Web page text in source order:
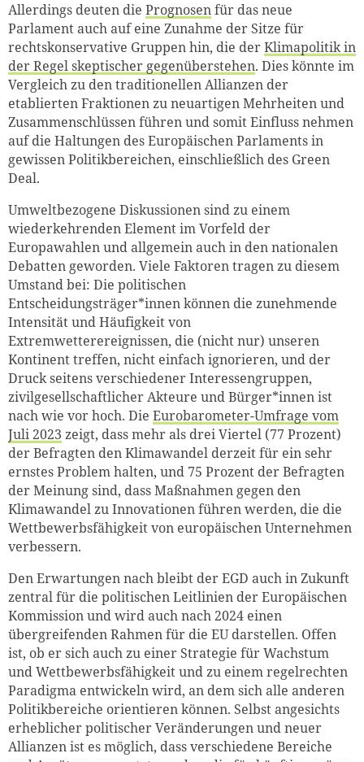
Allerdings deuten die Prognosenfür das neue
Parlament auch auf eine Zunahme der Sitze für
rechtskonservative Gruppen hin, die derKlimapolitik in
der Regel skeptischer gegenüberstehen. Dies könnte im
Vergleich zu den traditionellen Allianzen der
etablierten Fraktionen zu neuartigen Mehrheiten und
Zusammenschlüssen führen und somit Einfluss nehmen
auf die Haltungen des Europäischen Parlaments in
gewissen Politikbereichen, einschließlich des Green
Deal.
Umweltbezogene Diskussionen sind zu einem
wiederkehrenden Element im Vorfeld der
Europawahlen und allgemein auch in den nationalen
Debatten geworden. Viele Faktoren tragen zu diesem
Umstand bei: Die politischen
Entscheidungsträger*innen können die zunehmende
Intensität und Häufigkeit von
Extremwetterereignissen, die (nicht nur) unseren
Kontinent treffen, nicht einfach ignorieren, und der
Druck seitens verschiedener Interessengruppen,
zivilgesellschaftlicher Akteure und Bürger*innen ist
nach wie vor hoch. Die Eurobarometer-Umfrage vom
Juli 2023 zeigt, dass mehr als drei Viertel (77 Prozent)
der Befragten den Klimawandel derzeit für ein sehr
ernstes Problem halten, und 75 Prozent der Befragten
der Meinung sind, dass Maßnahmen gegen den
Klimawandel zu Innovationen führen werden, die die
Wettbewerbsfähigkeit von europäischen Unternehmen
verbessern.
Den Erwartungen nach bleibt der EGD auch in Zukunft
zentral für die politischen Leitlinien der Europäischen
Kommission und wird auch nach 2024 einen
übergreifenden Rahmen für die EU darstellen. Offen
ist, ob er sich auch zu einer Strategie für Wachstum
und Wettbewerbsfähigkeit und zu einem regelrechten
Paradigma entwickeln wird, an dem sich alle anderen
Politikbereiche orientieren können. Selbst angesichts
erheblicher politischer Veränderungen und neuer
Allianzen ist es möglich, dass verschiedene Bereiche